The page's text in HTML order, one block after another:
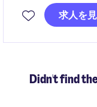
す。
求人を
Didn't find